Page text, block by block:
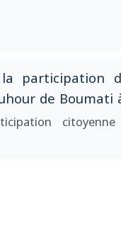
participation
de Boumati